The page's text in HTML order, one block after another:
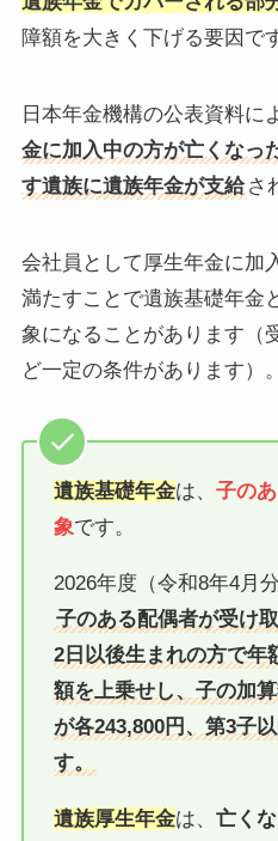
障額を大きく下げる要因で
日本年金機構の公表資料に
金に加入中の方が亡くなっ
す遺族に遺族年金が支給 さ
会社員として厚生年金に加
満たすことで遺族基礎年金
象になることがあります（
ど一定の条件があります）。
遺族基礎年金は、子の
象です。
2026年度（令和8年4月
子のある配偶者が受け
2日以後生まれの方で年
額を上乗せし、子の加
が各243,800円、第3子
す。
遺族厚生年金は、亡く